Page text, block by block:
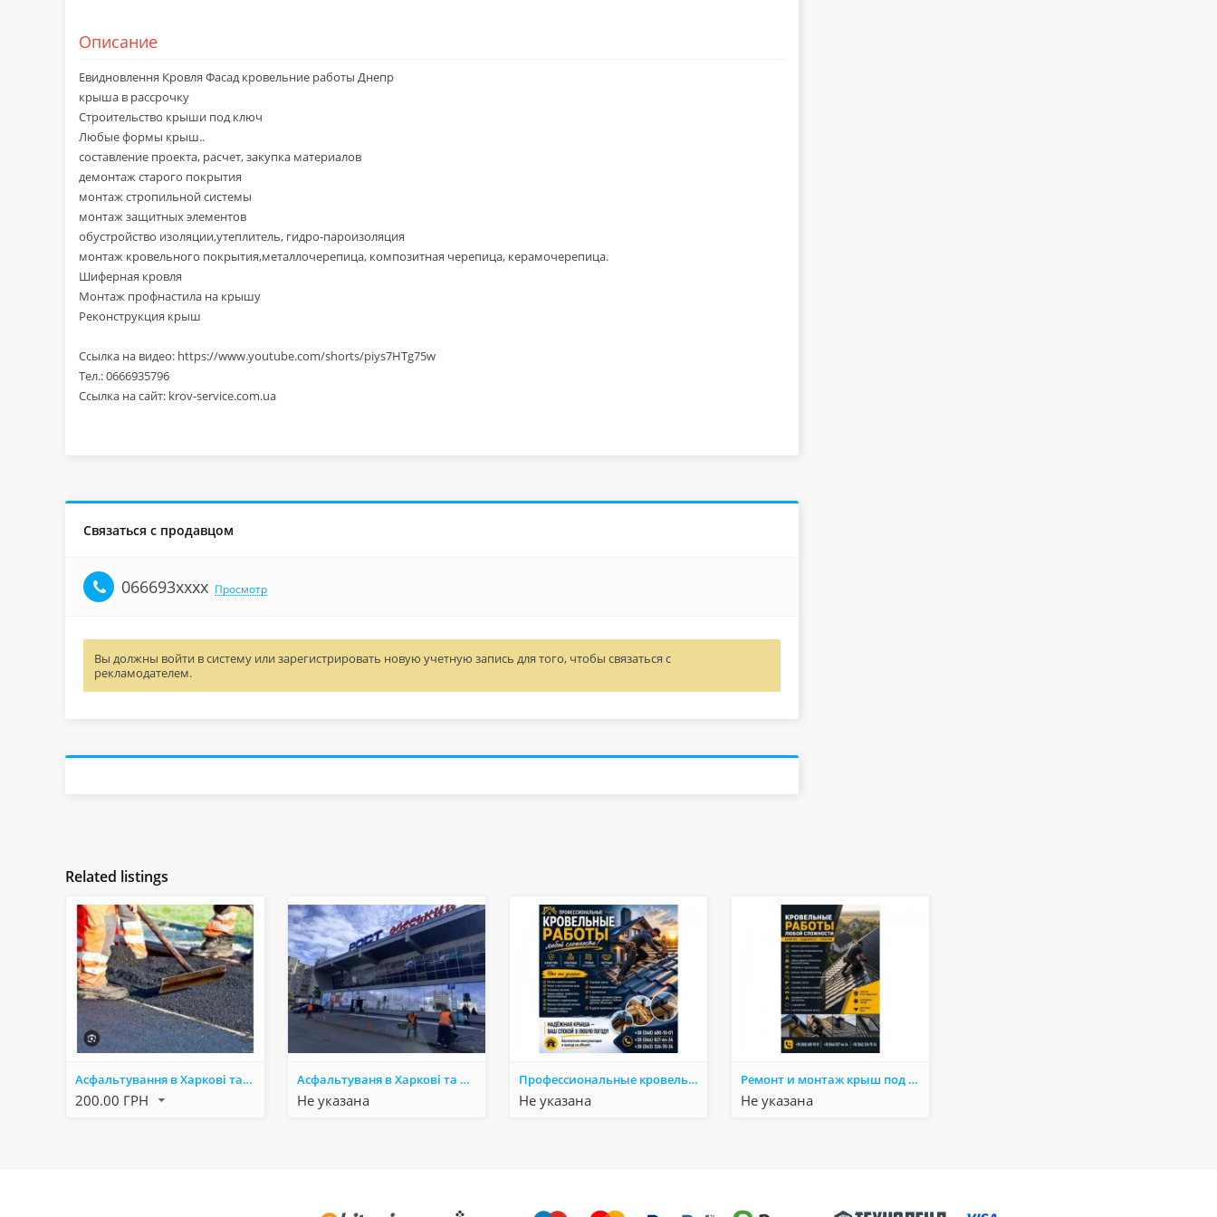
Описание
Евидновлення Кровля Фасад кровельние работы Днепр
крыша в рассрочку
Строительство крыши под ключ
Любые формы крыш..
составление проекта, расчет, закупка материалов
демонтаж старого покрытия
монтаж стропильной системы
монтаж защитных элементов
обустройство изоляции,утеплитель, гидро-пароизоляция
монтаж кровельного покрытия,металлочерепица, композитная черепица, керамочерепица.
Шиферная кровля
Монтаж профнастила на крышу
Реконструкция крыш
Ссылка на видео: https://www.youtube.com/shorts/piys7HTg75w
Тел.: 0666935796
Ссылка на сайт: krov-service.com.ua
Связаться с продавцом
066693xxxx Просмотр
Вы должны войти в систему или зарегистрировать новую учетную запись для того, чтобы связаться с
рекламодателем.
Related listings
Асфальтування в Харкові та області.
200.00 ГРН
Асфальтуваня в Харкові та Харківській Області.
Не указана
Профессиональные кровельные работы, Ремонт крыш
Не указана
Ремонт и монтаж крыш под ключ | Кровельные работы
Не указана